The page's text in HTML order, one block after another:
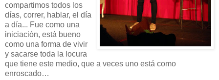
compartimos todos los
días, correr, hablar, el día
a día... Fue como una
iniciación, está bueno
como una forma de vivir
y sacarse toda la locura
que tiene este medio, que a veces uno está como
enroscado…